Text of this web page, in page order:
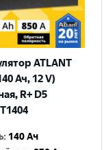
ATLANT
Ач, 12 V)
R+ D5
: 140 Ач